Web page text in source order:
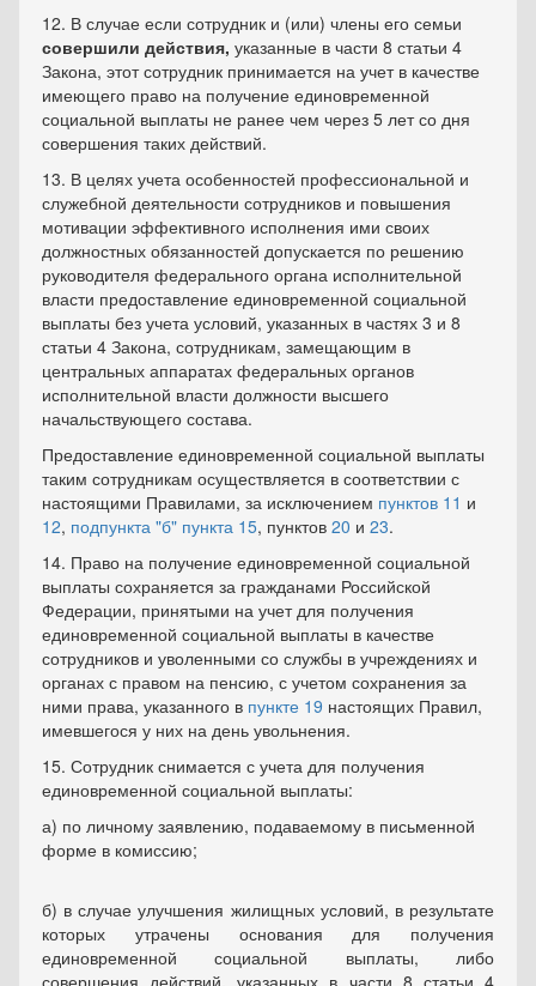
12. В случае если сотрудник и (или) члены его семьи
совершили действия, указанные в части 8 статьи 4
Закона, этот сотрудник принимается на учет в качестве
имеющего право на получение единовременной
социальной выплаты не ранее чем через 5 лет со дня
совершения таких действий.
13. В целях учета особенностей профессиональной и
служебной деятельности сотрудников и повышения
мотивации эффективного исполнения ими своих
должностных обязанностей допускается по решению
руководителя федерального органа исполнительной
власти предоставление единовременной социальной
выплаты без учета условий, указанных в частях 3 и 8
статьи 4 Закона, сотрудникам, замещающим в
центральных аппаратах федеральных органов
исполнительной власти должности высшего
начальствующего состава.
Предоставление единовременной социальной выплаты
таким сотрудникам осуществляется в соответствии с
настоящими Правилами, за исключением пунктов 11 и
12, подпункта "б" пункта 15, пунктов 20 и 23.
14. Право на получение единовременной социальной
выплаты сохраняется за гражданами Российской
Федерации, принятыми на учет для получения
единовременной социальной выплаты в качестве
сотрудников и уволенными со службы в учреждениях и
органах с правом на пенсию, с учетом сохранения за
ними права, указанного в пункте 19 настоящих Правил,
имевшегося у них на день увольнения.
15. Сотрудник снимается с учета для получения
единовременной социальной выплаты:
а) по личному заявлению, подаваемому в письменной
форме в комиссию;
б) в случае улучшения жилищных условий, в результате
которых утрачены основания для получения
единовременной социальной выплаты, либо
совершения действий, указанных в части 8 статьи 4